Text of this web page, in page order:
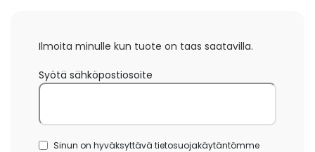
Ilmoita minulle kun tuote on taas saatavilla.
Syötä sähköpostiosoite
Sinun on hyväksyttävä tietosuojakäytäntömme